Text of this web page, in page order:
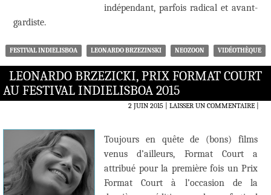
indépendant, parfois radical et avant-
gardiste.
FESTIVAL INDIELISBOA LEONARDO BRZEZINSKI NEOZOON VIDÉOTHÈQUE
LEONARDO BRZEZICKI, PRIX FORMAT COURT
AU FESTIVAL INDIELISBOA 2015
2 JUIN 2015 LAISSER UN COMMENTAIRE|
Toujours en quête de (bons) films
venus d’ailleurs, Format Court a
attribué pour la première fois un Prix
Format Court à l’occasion de la